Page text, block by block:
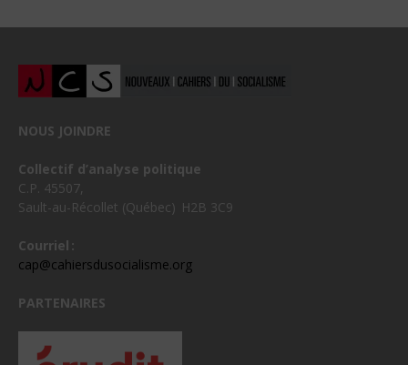
NOUS JOINDRE
Collectif d’analyse politique
C.P. 45507,
Sault-au-Récollet (Québec) H2B 3C9
Courriel :
cap@cahiersdusocialisme.org
PARTENAIRES